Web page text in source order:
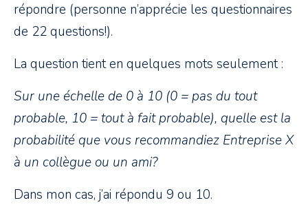
répondre (personne n’apprécie les questionnaires
de 22 questions!).
La question tient en quelques mots seulement :
Sur une échelle de 0 à 10 (0 = pas du tout
probable, 10 = tout à fait probable), quelle est la
probabilité que vous recommandiez Entreprise X
à un collègue ou un ami?
Dans mon cas, j’ai répondu 9 ou 10.